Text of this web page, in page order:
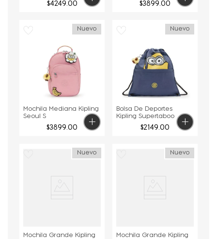
$4249.00 $3899.00
Nuevo
Mochila Mediana Kipling
Seoul S
$3899.00
Nuevo
Bolsa De Deportes
Kipling Supertaboo
$2149.00
Nuevo
Mochila Grande Kipling
Nuevo
Mochila Grande Kipling